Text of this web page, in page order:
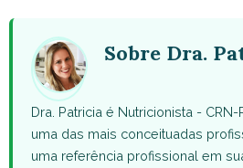
Sobre Dra.
Dra. Patricia é Nutricionista - CRN-
uma das mais conceituadas
uma referência profissional em